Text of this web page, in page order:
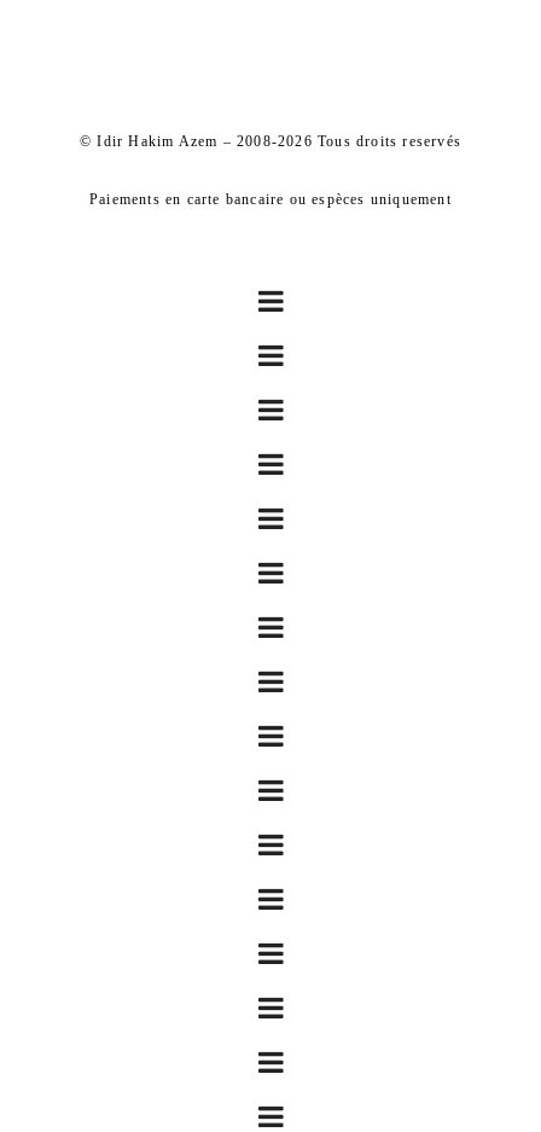
© Idir Hakim Azem – 2008-2026 Tous droits reservés
Paiements en carte bancaire ou espèces uniquement